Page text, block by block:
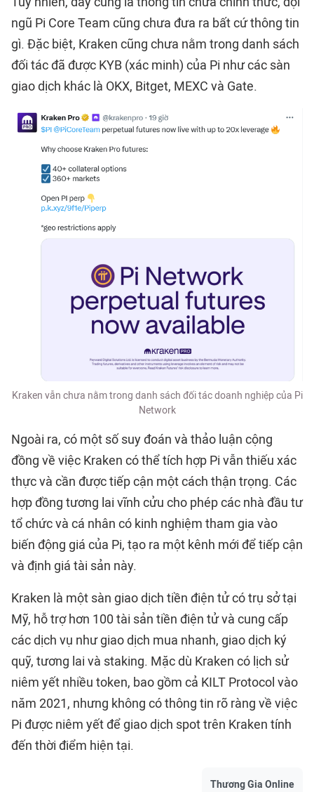
ngũ Pi Core Team cũng chưa đưa ra bất cứ thông tin
gì. Đặc biệt, Kraken cũng chưa nằm trong danh sách
đối tác đã được KYB (xác minh) của Pi như các sàn
giao dịch khác là OKX, Bitget, MEXC và Gate.
Kraken vẫn chưa nằm trong danh sách đối tác doanh nghiệp của Pi
Network
Ngoài ra, có một số suy đoán và thảo luận cộng
đồng về việc Kraken có thể tích hợp Pi vẫn thiếu xác
thực và cần được tiếp cận một cách thận trọng. Các
hợp đồng tương lai vĩnh cửu cho phép các nhà đầu tư
tổ chức và cá nhân có kinh nghiệm tham gia vào
biến động giá của Pi, tạo ra một kênh mới để tiếp cận
và định giá tài sản này.
Kraken là một sàn giao dịch tiền điện tử có trụ sở tại
Mỹ, hỗ trợ hơn 100 tài sản tiền điện tử và cung cấp
các dịch vụ như giao dịch mua nhanh, giao dịch ký
quỹ, tương lai và staking. Mặc dù Kraken có lịch sử
niêm yết nhiều token, bao gồm cả KILT Protocol vào
năm 2021, nhưng không có thông tin rõ ràng về việc
Pi được niêm yết để giao dịch spot trên Kraken tính
đến thời điểm hiện tại.
Thương Gia Online